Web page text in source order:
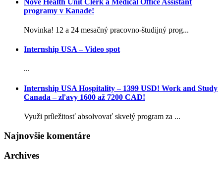
programy v Kanade!
Novinka! 12 a 24 mesačný pracovno-študijný prog...
Internship USA – Video spot
...
Internship USA Hospitality – 1399 USD! Work and Study
Canada – zľavy 1600 až 7200 CAD!
Využi príležitosť absolvovať skvelý program za ...
Najnovšie komentáre
Archives